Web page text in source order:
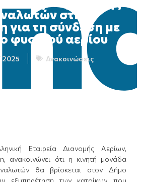
στην
για τη σύνδεση με
φυσικού αερίου
2025 Ανακοινώσεις
Εταιρεία Διανομής Αερίων,
ανακοινώνει ότι η κινητή μονάδα
θα βρίσκεται στον Δήμο
εξυπηρέτηση των κατοίκων που